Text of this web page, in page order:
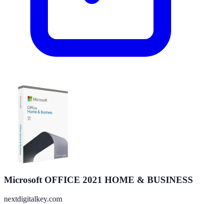
Microsoft OFFICE 2021 HOME & BUSINESS
nextdigitalkey.com